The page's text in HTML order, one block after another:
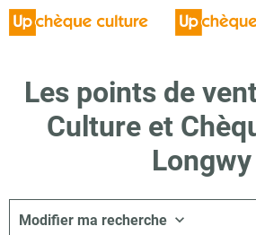
Les points de
Culture et
Longwy
Modifier ma recherche